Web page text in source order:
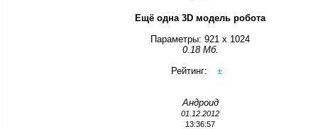
Ещё одна 3D модель робота
Параметры: 921 x 1024
0.18 Мб.
Рейтинг:
±
Андроид
01.12.2012
13:36:57